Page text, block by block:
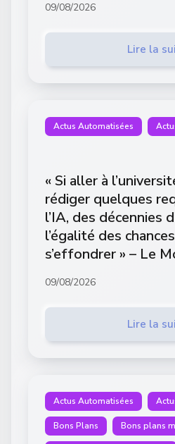
09/08/2026
Lire la
Actus Automatisées
« Si aller à
rédiger quelques
l’IA, des décennies
l’égalité des
s’effondrer » – Le
09/08/2026
Lire la
Actus Automatisées
Bons Plans Bons plans